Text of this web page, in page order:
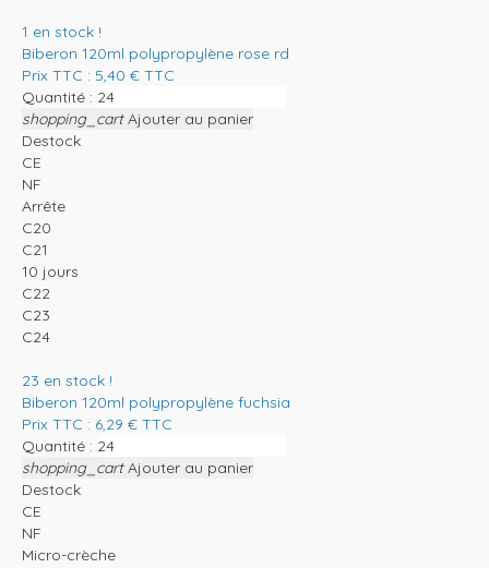
1 en stock !
Biberon 120ml polypropylène rose rd
Prix TTC : 5,40 € TTC
Quantité :
shopping_cart Ajouter au panier
Destock
CE
NF
Arrête
C20
C21
10 jours
C22
C23
C24
23 en stock !
Biberon 120ml polypropylène fuchsia
Prix TTC : 6,29 € TTC
Quantité :
shopping_cart Ajouter au panier
Destock
CE
NF
Micro-crèche